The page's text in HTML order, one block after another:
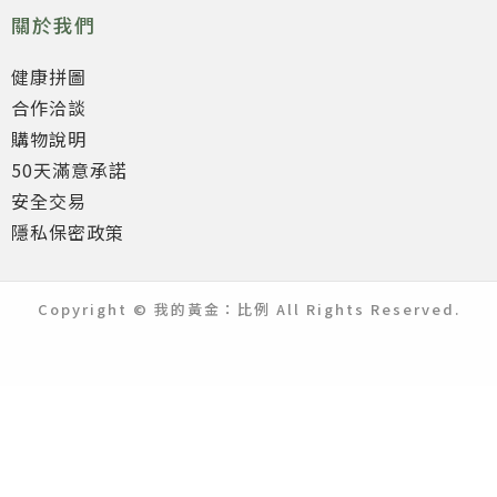
關於我們
健康拼圖
合作洽談
購物說明
50天滿意承諾
安全交易
隱私保密政策
Copyright © 我的黃金：比例 All Rights Reserved.